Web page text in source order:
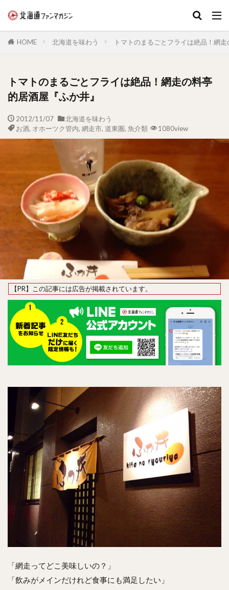
HOME 北海道を味わう トマトのまるごとフライは絶品！網
トマトのまるごとフライは絶品！網走の料亭
的居酒屋『ふか井』
2012/11/07
北海道を味わう
お酒, オホーツク管内, 網走市, 道東圏, 魚介類 1080view
「網走ってどこ美味しいの？」
「飲みがメインだけれど食事にも満足したい」